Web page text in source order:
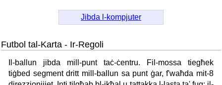
Jibda l-kompjuter
Futbol tal-Karta - Ir-Regoli
Il-ballun jibda mill-punt taċ-ċentru. Fil-mossa tiegħek
tiġbed segment dritt mill-ballun sa punt ġar, f'waħda mit-8